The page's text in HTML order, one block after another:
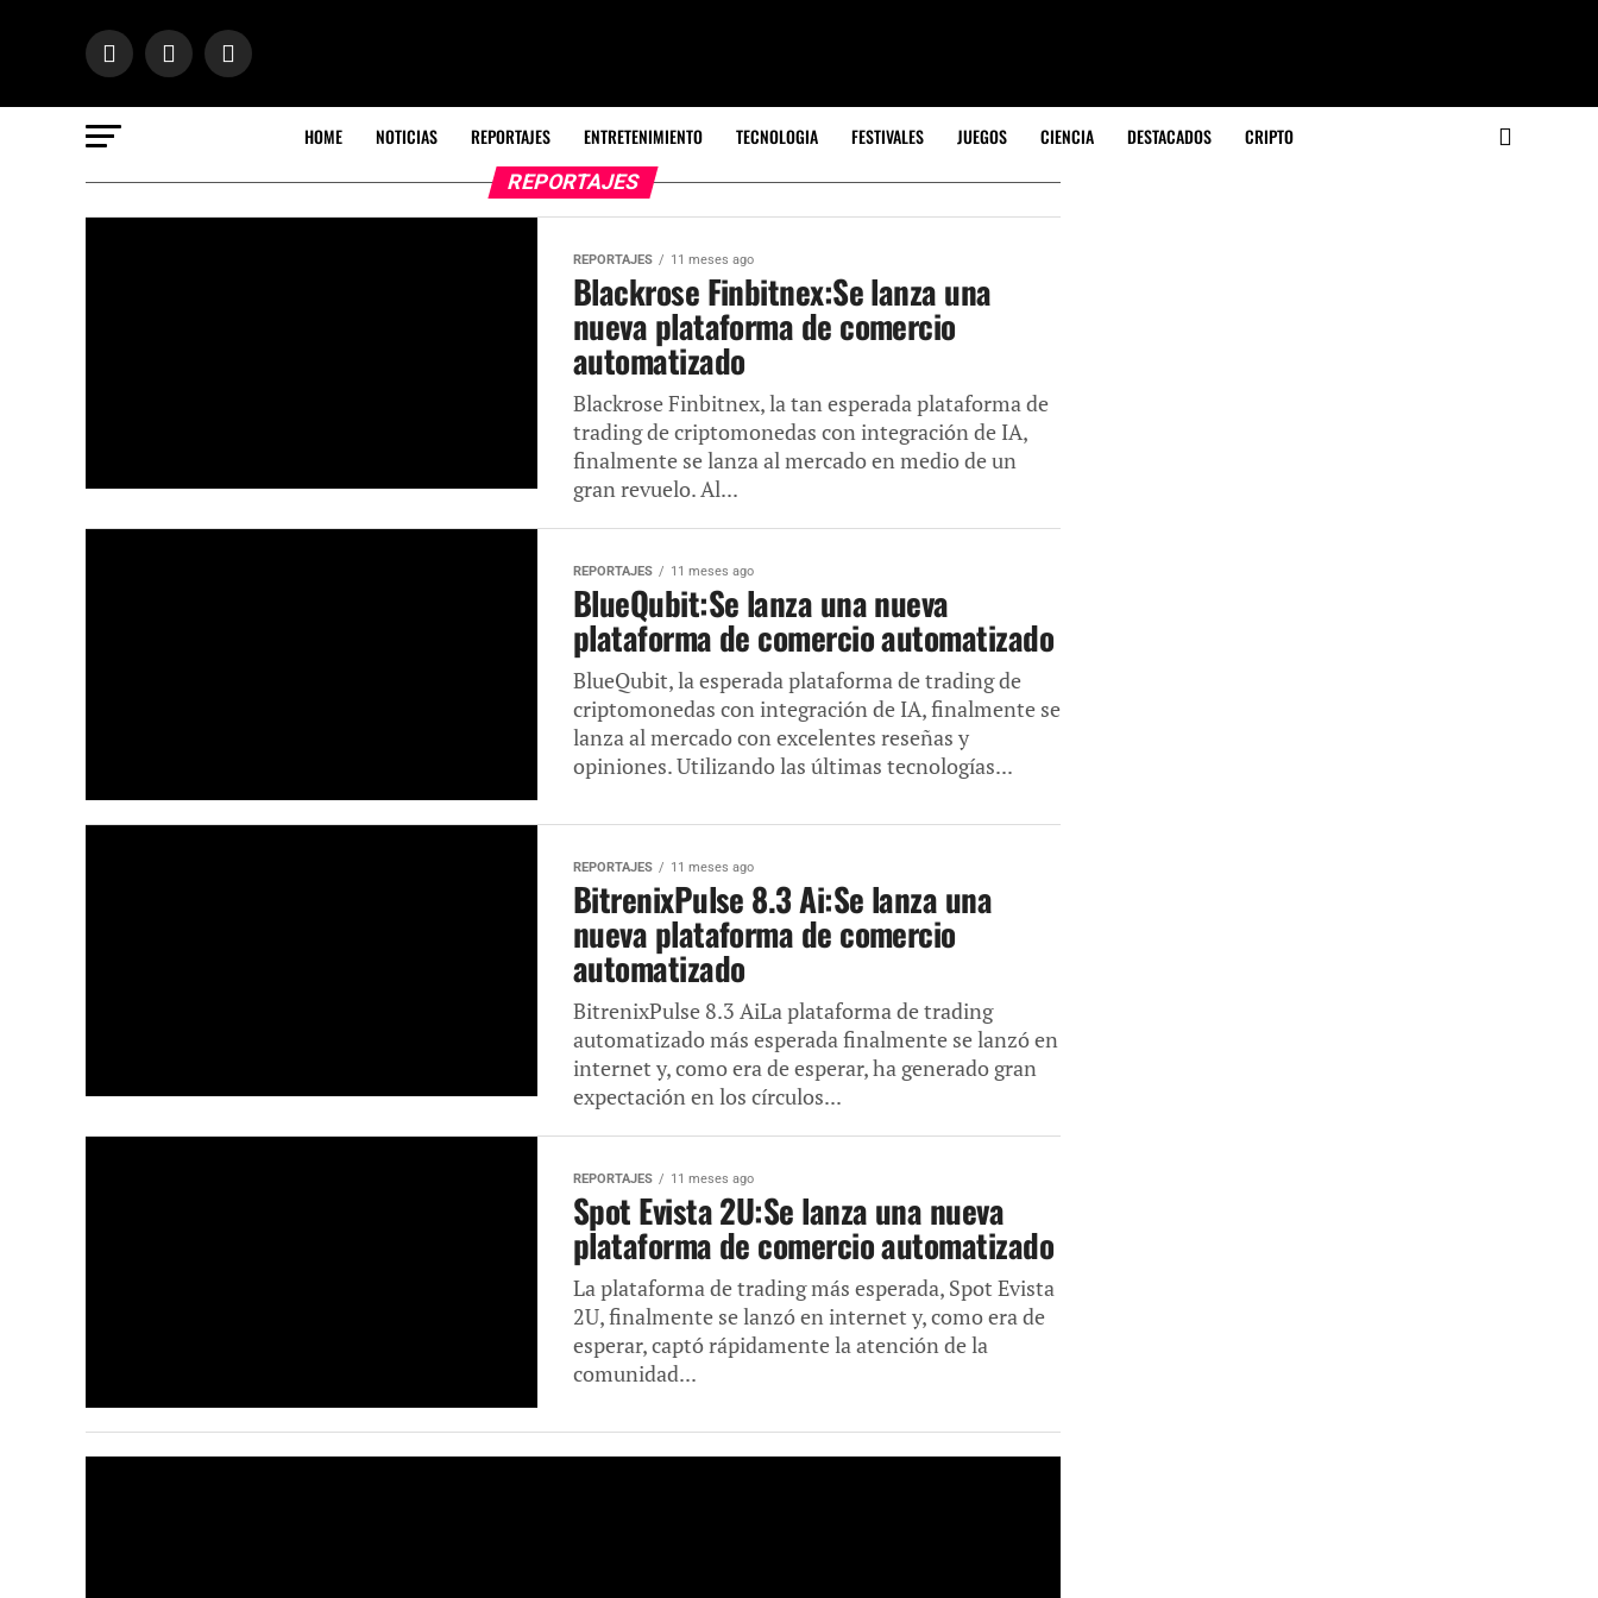
HOME NOTICIAS REPORTAJES ENTRETENIMIENTO TECNOLOGIA FESTIVALES JUEGOS CIENCIA DESTACADOS CRIPTO
REPORTAJES
REPORTAJES 11 meses ago
Blackrose Finbitnex:Se lanza una
nueva plataforma de comercio
automatizado
Blackrose Finbitnex, la tan esperada plataforma de
trading de criptomonedas con integración de IA,
finalmente se lanza al mercado en medio de un
gran revuelo. Al...
REPORTAJES 11 meses ago
BlueQubit:Se lanza una nueva
plataforma de comercio automatizado
BlueQubit, la esperada plataforma de trading de
criptomonedas con integración de IA, finalmente se
lanza al mercado con excelentes reseñas y
opiniones. Utilizando las últimas tecnologías...
REPORTAJES 11 meses ago
BitrenixPulse 8.3 Ai:Se lanza una
nueva plataforma de comercio
automatizado
BitrenixPulse 8.3 AiLa plataforma de trading
automatizado más esperada finalmente se lanzó en
internet y, como era de esperar, ha generado gran
expectación en los círculos...
REPORTAJES 11 meses ago
Spot Evista 2U:Se lanza una nueva
plataforma de comercio automatizado
La plataforma de trading más esperada, Spot Evista
2U, finalmente se lanzó en internet y, como era de
esperar, captó rápidamente la atención de la
comunidad...